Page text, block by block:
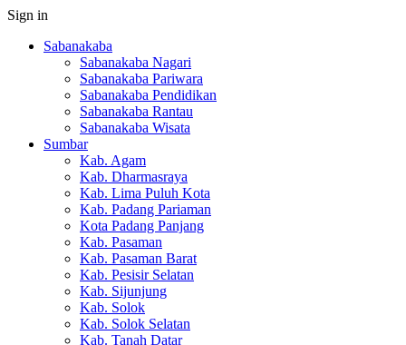
Sign in
Sabanakaba
Sabanakaba Nagari
Sabanakaba Pariwara
Sabanakaba Pendidikan
Sabanakaba Rantau
Sabanakaba Wisata
Sumbar
Kab. Agam
Kab. Dharmasraya
Kab. Lima Puluh Kota
Kab. Padang Pariaman
Kota Padang Panjang
Kab. Pasaman
Kab. Pasaman Barat
Kab. Pesisir Selatan
Kab. Sijunjung
Kab. Solok
Kab. Solok Selatan
Kab. Tanah Datar